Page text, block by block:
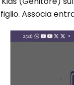
Associa